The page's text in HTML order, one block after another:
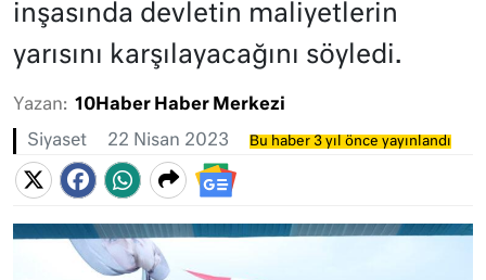
inşasında devletin maliyetlerin
yarısını karşılayacağını söyledi.
Yazan: 10Haber Haber Merkezi
Siyaset 22 Nisan 2023 Bu haber 3 yıl önce yayınlandı